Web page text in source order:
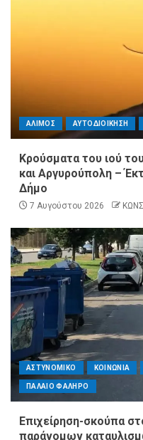
ΑΛΙΜΟΣ ΑΥΤΟΔΙΟΙΚΗΣΗ
Κρούσματα του ιού
και Αργυρούπολη –
Δήμο
7 Αυγούστου 2026
ΑΣΤΥΝΟΜΙΚΟ ΚΟΙΝΩΝΙΑ
ΠΑΛΑΙΟ ΦΑΛΗΡΟ
Επιχείρηση-σκούπα
παράνομων